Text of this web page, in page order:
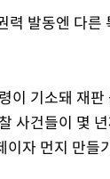
발동엔 다른
이 기소돼 재
사건들이 몇
이자 먼지 만들